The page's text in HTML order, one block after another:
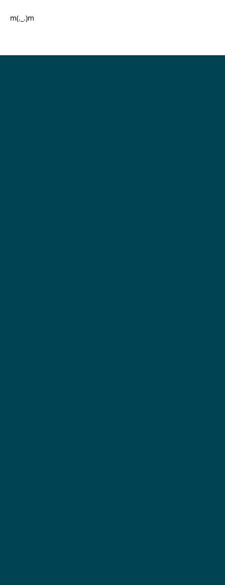
m(._.)m